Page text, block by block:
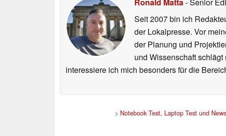
Ronald Matta- Senior
Seit 2007 bin ich
der Lokalpresse. Vor
der Planung und
und Wissenschaft
interessiere ich mich besonders für die
> Notebook Test, Laptop Test und News